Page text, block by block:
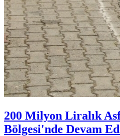
200 Milyon Liralık
Bölgesi'nde Devam